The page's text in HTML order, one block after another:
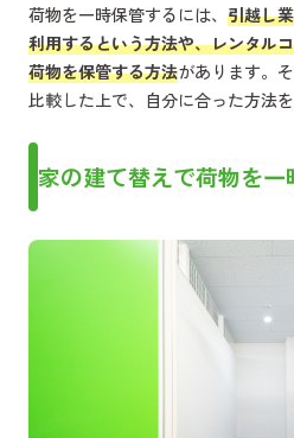
荷物を一時保管するには、 引越し
利用するという方法や、レンタル
荷物を保管する方法があります。
比較した上で、自分に合った方法
家の建て替えで荷物を